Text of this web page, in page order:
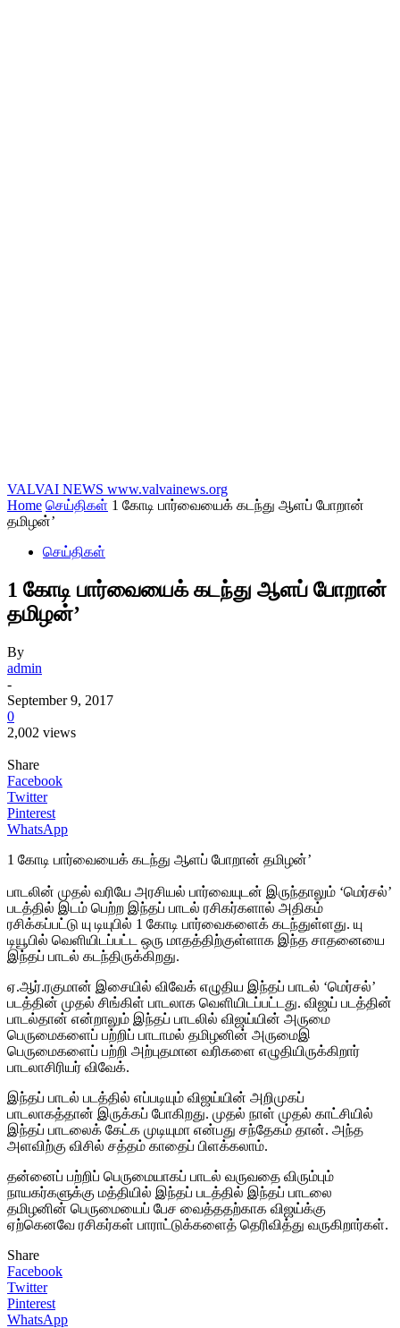
VALVAI NEWS www.valvainews.org
Home செய்திகள் 1 கோடி பார்வையைக் கடந்து ஆளப் போறான்
தமிழன்’
செய்திகள்
1 கோடி பார்வையைக் கடந்து ஆளப் போறான்
தமிழன்’
By
admin
-
September 9, 2017
0
2,002 views
Share
Facebook
Twitter
Pinterest
WhatsApp
1 கோடி பார்வையைக் கடந்து ஆளப் போறான் தமிழன்’
பாடலின் முதல் வரியே அரசியல் பார்வையுடன் இருந்தாலும் ‘மெர்சல்’
படத்தில் இடம் பெற்ற இந்தப் பாடல் ரசிகர்களால் அதிகம்
ரசிக்கப்பட்டு யு டியுபில் 1 கோடி பார்வைகளைக் கடந்துள்ளது. யு
டியூபில் வெளியிடப்பட்ட ஒரு மாதத்திற்குள்ளாக இந்த சாதனையை
இந்தப் பாடல் கடந்திருக்கிறது.
ஏ.ஆர்.ரகுமான் இசையில் விவேக் எழுதிய இந்தப் பாடல் ‘மெர்சல்’
படத்தின் முதல் சிங்கிள் பாடலாக வெளியிடப்பட்டது. விஜய் படத்தின்
பாடல்தான் என்றாலும் இந்தப் பாடலில் விஜய்யின் அருமை
பெருமைகளைப் பற்றிப் பாடாமல் தமிழனின் அருமைஇ
பெருமைகளைப் பற்றி அற்புதமான வரிகளை எழுதியிருக்கிறார்
பாடலாசிரியர் விவேக்.
இந்தப் பாடல் படத்தில் எப்படியும் விஜய்யின் அறிமுகப்
பாடலாகத்தான் இருக்கப் போகிறது. முதல் நாள் முதல் காட்சியில்
இந்தப் பாடலைக் கேட்க முடியுமா என்பது சந்தேகம் தான். அந்த
அளவிற்கு விசில் சத்தம் காதைப் பிளக்கலாம்.
தன்னைப் பற்றிப் பெருமையாகப் பாடல் வருவதை விரும்பும்
நாயகர்களுக்கு மத்தியில் இந்தப் படத்தில் இந்தப் பாடலை
தமிழனின் பெருமையைப் பேச வைத்ததற்காக விஜய்க்கு
ஏற்கெனவே ரசிகர்கள் பாராட்டுக்களைத் தெரிவித்து வருகிறார்கள்.
Share
Facebook
Twitter
Pinterest
WhatsApp